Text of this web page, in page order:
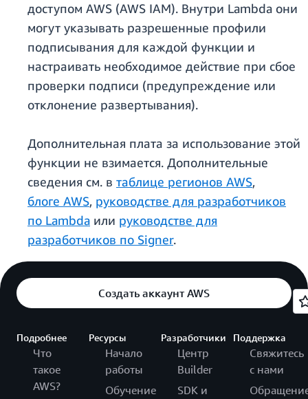
доступом AWS (AWS IAM). Внутри Lambda они
могут указывать разрешенные профили
подписывания для каждой функции и
настраивать необходимое действие при сбое
проверки подписи (предупреждение или
отклонение развертывания).
Дополнительная плата за использование этой
функции не взимается. Дополнительные
сведения см. в таблице регионов AWS,
блоге AWS, руководстве для разработчиков
по Lambda или руководстве для
разработчиков по Signer.
Создать аккаунт AWS
Подробнее
Что
такое
AWS?
Ресурсы
Начало
работы
Обучение
Разработчики
Центр
Builder
SDK и
Поддержка
Свяжитесь
с нами